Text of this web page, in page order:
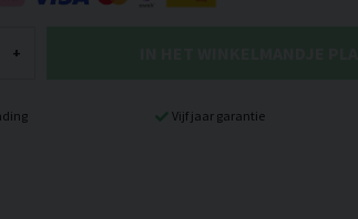
+
Vijf jaar garantie